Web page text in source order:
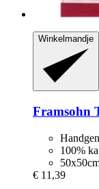
Winkelmandje
Framsohn
100%
€ 11,39